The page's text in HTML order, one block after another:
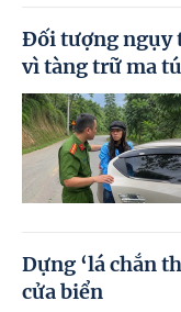
Đối tượng ngụy
vì tàng trữ ma
Dựng ‘lá chắn
cửa biển